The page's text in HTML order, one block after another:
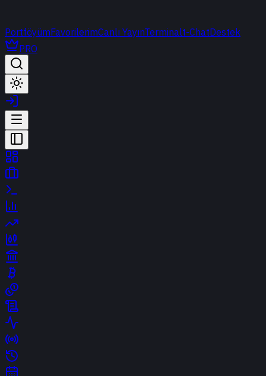
PortföyümFavorilerimCanlı YayınTerminalt-ChatDestek
PRO